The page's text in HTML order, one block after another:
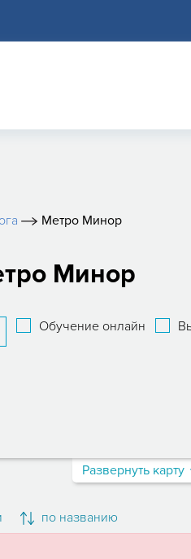
Метро Минор
Минор
Обучение онлайн
Развернуть карту
по названию